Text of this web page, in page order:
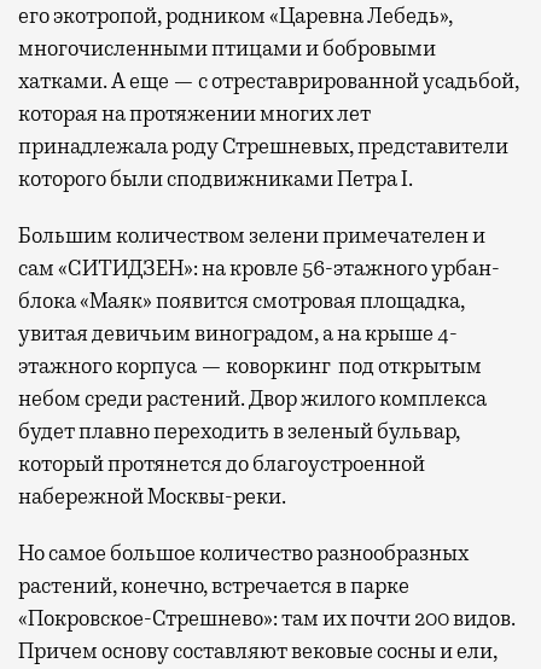
его экотропой, родником «Царевна Лебедь»,
многочисленными птицами и бобровыми
хатками. А еще — с отреставрированной усадьбой,
которая на протяжении многих лет
принадлежала роду Стрешневых, представители
которого были сподвижниками Петра I.
Большим количеством зелени примечателен и
сам «СИТИДЗЕН»: на кровле 56-этажного урбан-
блока «Маяк» появится смотровая площадка,
увитая девичьим виноградом, а на крыше 4-
этажного корпуса — коворкинг под открытым
небом среди растений. Двор жилого комплекса
будет плавно переходить в зеленый бульвар,
который протянется до благоустроенной
набережной Москвы-реки.
Но самое большое количество разнообразных
растений, конечно, встречается в парке
«Покровское-Стрешнево»: там ихпочти 200 видов.
Причем основу составляют вековые сосны и ели,